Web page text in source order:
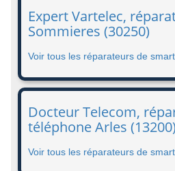
Expert Vartelec,
Sommieres (30250)
Voir tous les réparateurs de
Docteur Telecom,
téléphone Arles (13200)
Voir tous les réparateurs de